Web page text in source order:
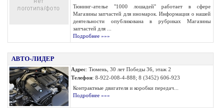
Тюнинг-ателье "1000 лошадей" работает в сфере
Магазины запчастей для иномарок. Информация о нашей
деятельности опубликована в рубриках Магазины
запчастей для ...
Подробнее »»»
АВТО-ЛИДЕР
Адрес: Тюмень, 30 лет Победы 36, этаж 2
Телефон: 8-922-008-4-888; 8 (3452) 606-923
Контрактные двигателя и коробки передач...
Подробнее »»»